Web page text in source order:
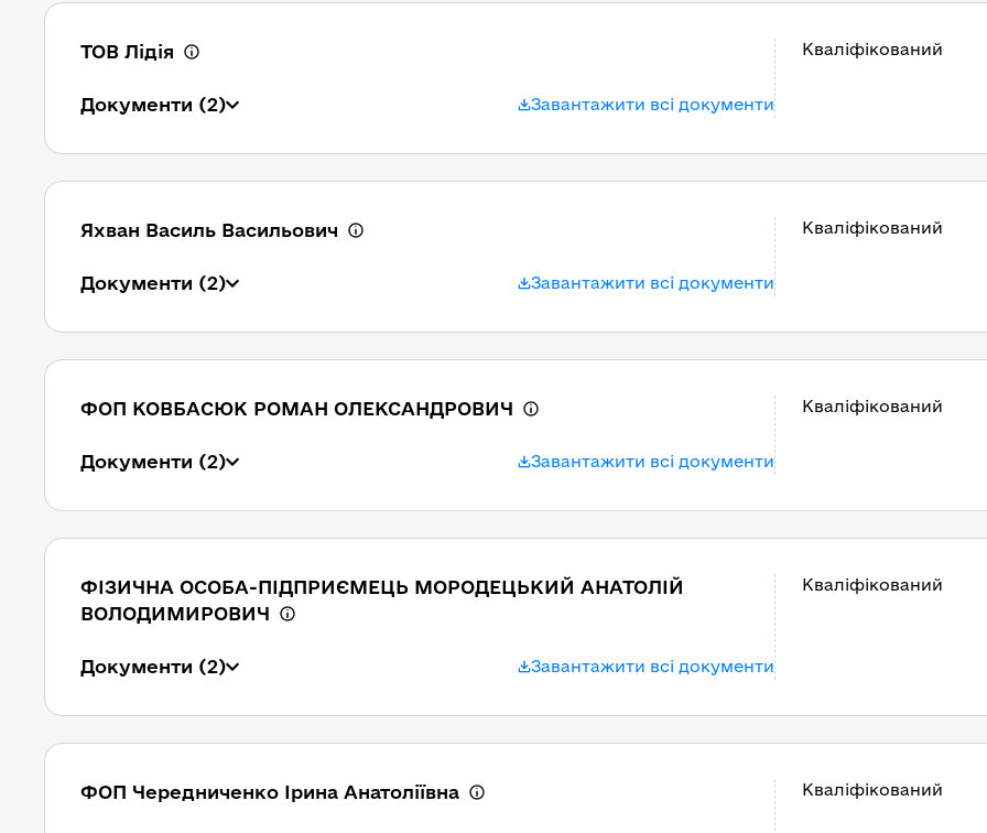
ТОВ Лідія
Документи (2) Завантажити всі документи
Кваліфікований
Яхван Василь Васильович
Документи (2) Завантажити всі документи
Кваліфікований
ФОП КОВБАСЮК РОМАН ОЛЕКСАНДРОВИЧ
Документи (2) Завантажити всі документи
Кваліфікований
ФІЗИЧНА ОСОБА-ПІДПРИЄМЕЦЬ МОРОДЕЦЬКИЙ АНАТОЛІЙ
ВОЛОДИМИРОВИЧ
Документи (2) Завантажити всі документи
Кваліфікований
ФОП Чередниченко Ірина Анатоліївна Кваліфікований